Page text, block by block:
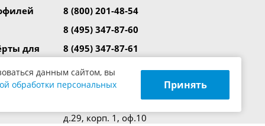
для
8 (800) 201-48-54
8 (495) 347-87-60
8 (495) 347-87-61
8 (495) 347-94-30
info@yilmazrus.ru
д.29, корп. 1, оф.10
данным сайтом, вы
обработки персональных
Принять